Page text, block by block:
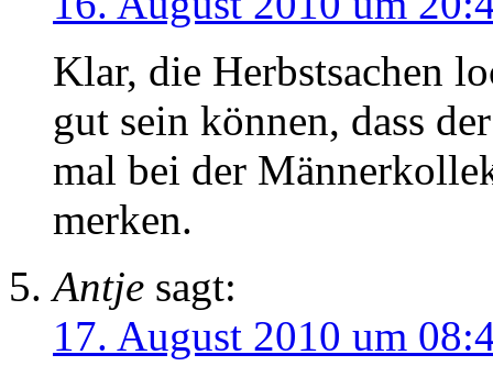
Klar, die Herbstsachen
gut sein können, dass
mal bei der
merken.
Antje sagt:
17. August 2010 um